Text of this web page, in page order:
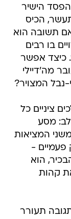
תשובה הוא
בו רבים
כיצד אפשר
מה'דיילי
המצויר?
ציניים כל
המציאות
-
הוא
קהות
תעורר
בקבלת